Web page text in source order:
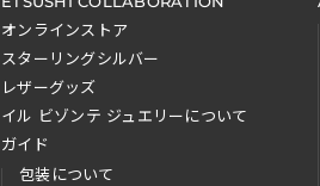
オンラインストア
スターリングシルバー
レザーグッズ
イル ビゾンテ ジュエリーについて
ガイド
包装について